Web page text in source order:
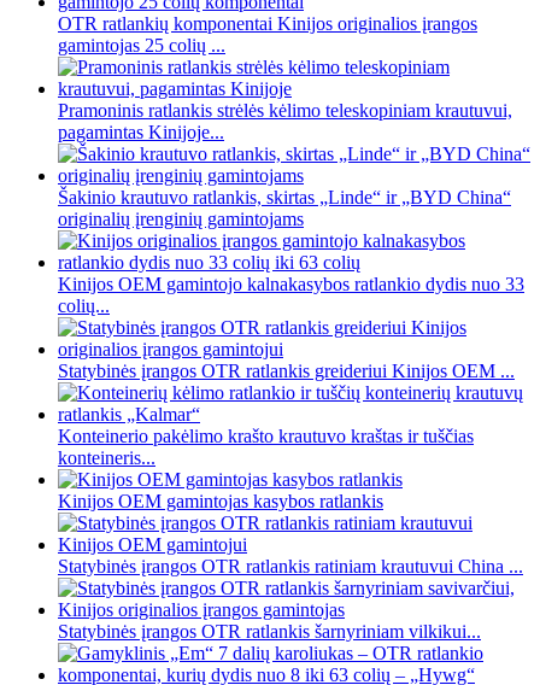
OTR ratlankių komponentai Kinijos originalios įrangos
gamintojas 25 colių ...
Pramoninis ratlankis strėlės kėlimo teleskopiniam krautuvui,
pagamintas Kinijoje...
Šakinio krautuvo ratlankis, skirtas „Linde“ ir „BYD China“
originalių įrenginių gamintojams
Kinijos OEM gamintojo kalnakasybos ratlankio dydis nuo 33
colių...
Statybinės įrangos OTR ratlankis greideriui Kinijos OEM ...
Konteinerio pakėlimo krašto krautuvo kraštas ir tuščias
konteineris...
Kinijos OEM gamintojas kasybos ratlankis
Statybinės įrangos OTR ratlankis ratiniam krautuvui China ...
Statybinės įrangos OTR ratlankis šarnyriniam vilkikui...